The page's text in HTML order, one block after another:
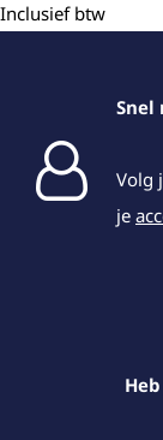
Inclusief btw
Snel
Volg
je